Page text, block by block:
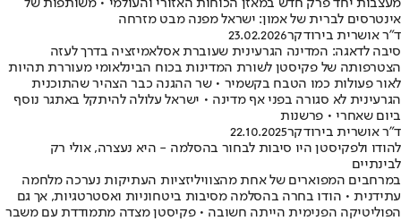
מעצבות יחד פרק חדש במאזן הכוחות האזורי והעולמי • משותפות של
אינטרסים לברית של אמון: ישראל מפנה מבט מזרחה
ד"ר אושרית בירודקר23.02.2026
סיבה לדאגה: המדינה הגרעינית שעוברת אסלאמיזציה בדרך לעזה
הצטרפותה של פקיסטן לשורת המדינות בכוח הבינלאומי מעוררת תהיות
לאור פעולות כמו הטבח בקשמיר • שר ההגנה כבר הצהיר שהתוכנית
הגרעינית לא סגורה בפני אף מדינה • ישראל עלולה להיתקל באתגר נוסף
ביום שאחרי • פרשנות
ד"ר אושרית בירודקר22.10.2025
להודו ולפקיסטן היו סיבות לבחור בהסלמה - היא נעצרה, אולי רק
לבינתיים
במרחבים המפוארים של אחת מהצוויליזציות העתיקות נערכה מלחמה
עתידנית • הודו בחרה בהסלמה מסיבות ביטחוניות ואסטרטגיות, אך גם
הפוליטיקה הפנימית הייתה חשובה • פקיסטן מצדה מתמודדת עם משבר